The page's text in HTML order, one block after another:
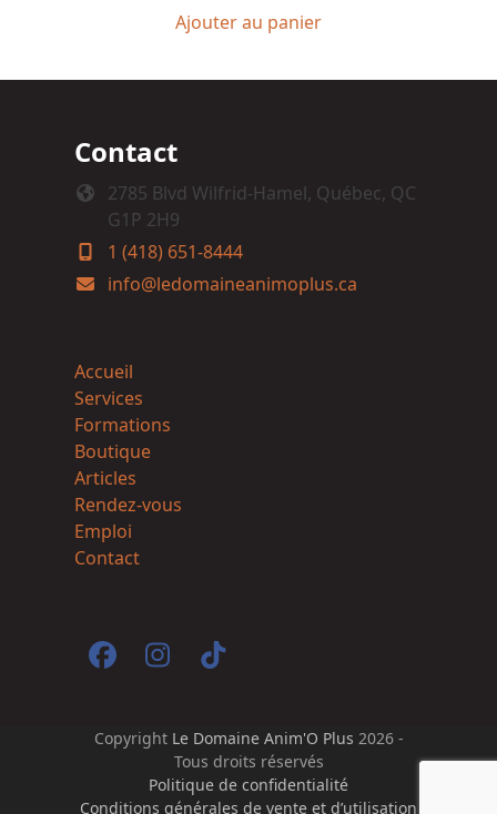
Ajouter au panier
Contact
2785 Blvd Wilfrid-Hamel, Québec, QC
G1P 2H9
1 (418) 651-8444
info@ledomaineanimoplus.ca
Accueil
Services
Formations
Boutique
Articles
Rendez-vous
Emploi
Contact
Facebook
Instagram
Tiktok
Copyright Le Domaine Anim'O Plus 2026 -
Tous droits réservés
Politique de confidentialité
Conditions générales de vente et d’utilisation